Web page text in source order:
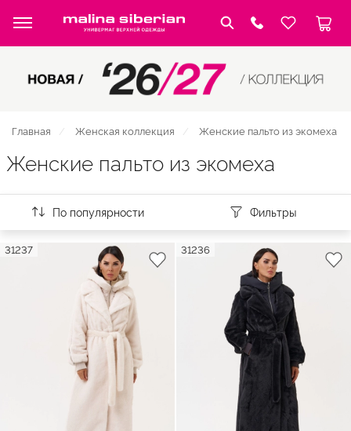
Главная Женская коллекция Женские пальто из экомеха
Женские пальто из экомеха
По популярности Фильтры
31237 31236